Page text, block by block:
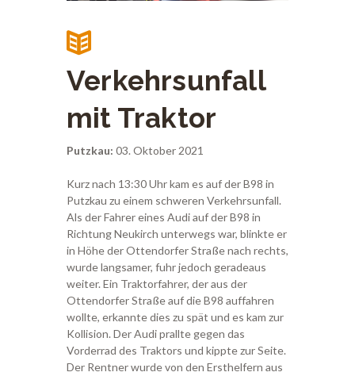
Verkehrsunfall
mit Traktor
Putzkau: 03. Oktober 2021
Kurz nach 13:30 Uhr kam es auf der B98 in
Putzkau zu einem schweren Verkehrsunfall.
Als der Fahrer eines Audi auf der B98 in
Richtung Neukirch unterwegs war, blinkte er
in Höhe der Ottendorfer Straße nach rechts,
wurde langsamer, fuhr jedoch geradeaus
weiter. Ein Traktorfahrer, der aus der
Ottendorfer Straße auf die B98 auffahren
wollte, erkannte dies zu spät und es kam zur
Kollision. Der Audi prallte gegen das
Vorderrad des Traktors und kippte zur Seite.
Der Rentner wurde von den Ersthelfern aus